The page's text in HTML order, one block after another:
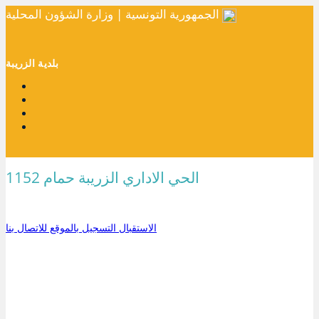
الجمهورية التونسية | وزارة الشؤون المحلية
بلدية الزريبة
الحي الاداري الزريبة حمام 1152
الاستقبال التسجيل بالموقع للاتصال بنا